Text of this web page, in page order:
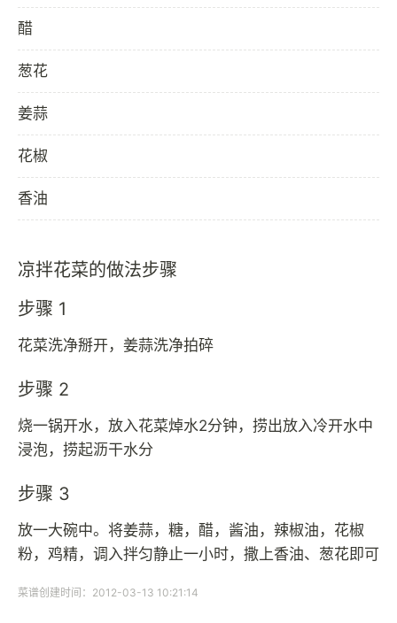
醋
葱花
姜蒜
花椒
香油
凉拌花菜的做法步骤
步骤 1
花菜洗净掰开，姜蒜洗净拍碎
步骤 2
烧一锅开水，放入花菜焯水2分钟，捞出放入冷开水中
浸泡，捞起沥干水分
步骤 3
放一大碗中。将姜蒜，糖，醋，酱油，辣椒油，花椒
粉，鸡精，调入拌匀静止一小时，撒上香油、葱花即可
菜谱创建时间：2012-03-13 10:21:14